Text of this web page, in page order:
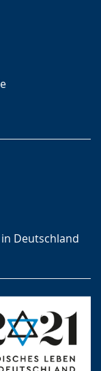
in Deutschland